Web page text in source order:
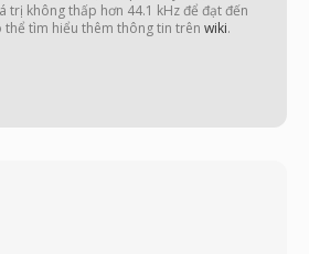
trị không thấp hơn 44.1 kHz để đạt đến
tìm hiểu thêm thông tin trên wiki.